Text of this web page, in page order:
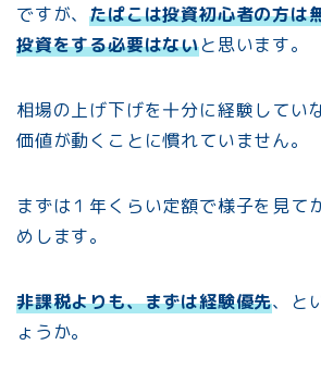
ですが、たぱこは投資初心者の方は
投資をする必要はないと思います。
相場の上げ下げを十分に経験してい
価値が動くことに慣れていません。
まずは１年くらい定額で様子を見て
めします。
非課税よりも、まずは経験優先、と
ょうか。